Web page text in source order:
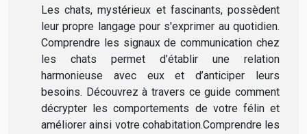
Les chats, mystérieux et fascinants, possèdent
leur propre langage pour s'exprimer au quotidien.
Comprendre les signaux de communication chez
les chats permet d’établir une relation
harmonieuse avec eux et d’anticiper leurs
besoins. Découvrez à travers ce guide comment
décrypter les comportements de votre félin et
améliorer ainsi votre cohabitation.Comprendre les